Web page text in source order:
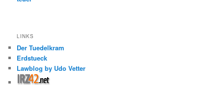
LINKS
Der Tuedelkram
Erdstueck
Lawblog by Udo Vetter